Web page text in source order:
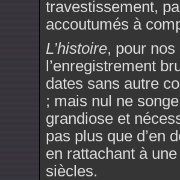
travestissement,
accoutumés à
L’histoire, pour nos
l’enregistrement
dates sans autre
; mais nul ne
grandiose et
pas plus que d’en
en rattachant à
siècles.